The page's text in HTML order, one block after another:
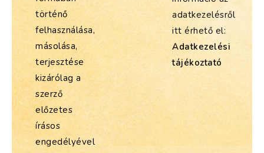
történő
felhasználása,
másolása,
terjesztése
kizárólag a
szerző
előzetes
írásos
engedélyével
adatkezelésről
itt érhető el:
Adatkezelési
tájékoztató